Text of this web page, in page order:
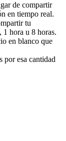
de compartir
en tiempo real.
tu
1 hora u 8 horas.
en blanco que
por esa cantidad